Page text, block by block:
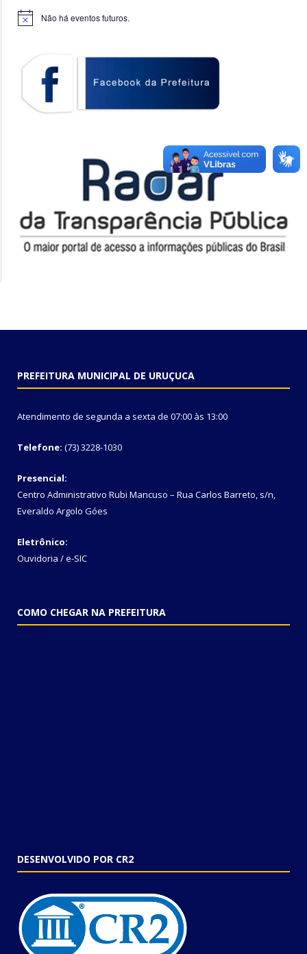
Notice Não há eventos futuros.
PREFEITURA MUNICIPAL DE URUÇUCA
Atendimento de segunda a sexta de 07:00 às 13:00
Telefone: (73) 3228-1030
Presencial:
Centro Administrativo Rubi Mancuso – Rua Carlos Barreto, s/n,
Everaldo Argolo Góes
Eletrônico:
Ouvidoria /e-SIC
COMO CHEGAR NA PREFEITURA
DESENVOLVIDO POR CR2